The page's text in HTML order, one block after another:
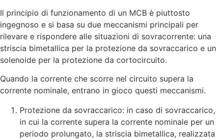
Il principio di funzionamento di un MCB è piuttosto
ingegnoso e si basa su due meccanismi principali per
rilevare e rispondere alle situazioni di sovracorrente: una
striscia bimetallica per la protezione da sovraccarico e un
solenoide per la protezione da cortocircuito.
Quando la corrente che scorre nel circuito supera la
corrente nominale, entrano in gioco questi meccanismi.
Protezione da sovraccarico: in caso di sovraccarico,
in cui la corrente supera la corrente nominale per un
periodo prolungato, la striscia bimetallica, realizzata